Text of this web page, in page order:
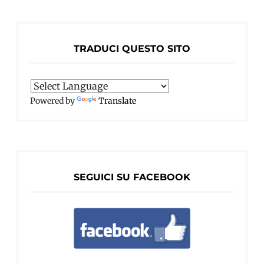
TRADUCI QUESTO SITO
Powered by Translate
SEGUICI SU FACEBOOK